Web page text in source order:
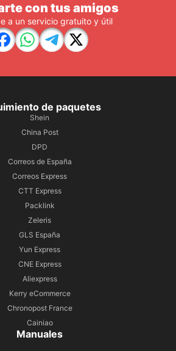
con tus amigos
a un servicio gratuito y útil
de paquetes
Shein
China Post
DPD
Correos de España
Correos Express
CTT Express
Packlink
Zeleris
GLS España
Yun Express
CNE Express
Aliexpress
Kerry eCommerce
Chronopost France
Cainiao
Manuales